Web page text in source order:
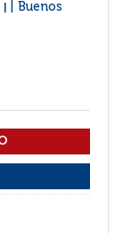
Buenos